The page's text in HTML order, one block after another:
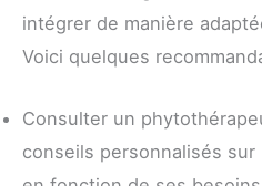
intégrer de manière
Voici quelques
Consulter un
conseils personnalisés